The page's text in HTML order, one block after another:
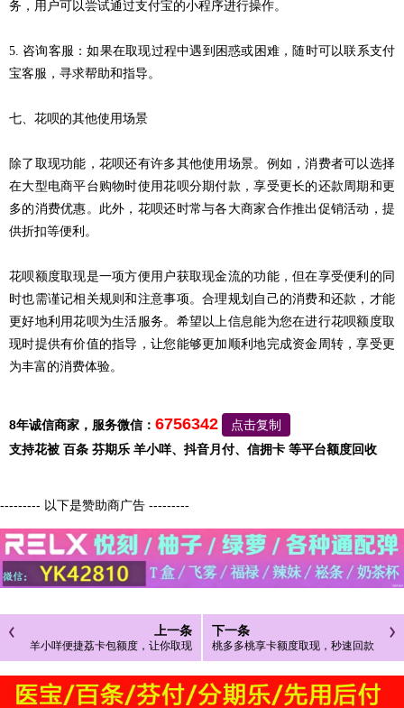
务，用户可以尝试通过支付宝的小程序进行操作。
5. 咨询客服：如果在取现过程中遇到困惑或困难，随时可以联系支付
宝客服，寻求帮助和指导。
七、花呗的其他使用场景
除了取现功能，花呗还有许多其他使用场景。例如，消费者可以选择
在大型电商平台购物时使用花呗分期付款，享受更长的还款周期和更
多的消费优惠。此外，花呗还时常与各大商家合作推出促销活动，提
供折扣等便利。
花呗额度取现是一项方便用户获取现金流的功能，但在享受便利的同
时也需谨记相关规则和注意事项。合理规划自己的消费和还款，才能
更好地利用花呗为生活服务。希望以上信息能为您在进行花呗额度取
现时提供有价值的指导，让您能够更加顺利地完成资金周转，享受更
为丰富的消费体验。
8年诚信商家，服务微信： 6756342
点击复制
支持花被 百条 芬期乐 羊小咩、抖音月付、信拥卡 等平台额度回收
--------- 以下是赞助商广告 ---------
上一条
羊小咩便捷荔卡包额度，让你取现
秒到账
下一条
桃多多桃享卡额度取现，秒速回款
的秘密！